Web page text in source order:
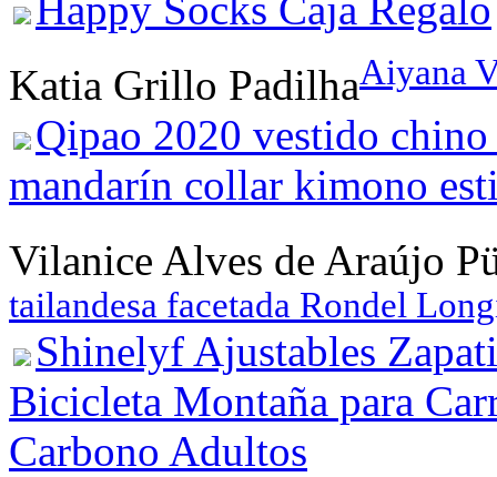
Happy Socks Caja Regalo
Katia Grillo PadilhaAiyana
Qipao 2020 vestido
mandarín collar kimono
Vilanice Alves de Araújo
tailandesa facetada Rondel
Shinelyf Ajustables
Bicicleta Montaña para
Carbono Adultos